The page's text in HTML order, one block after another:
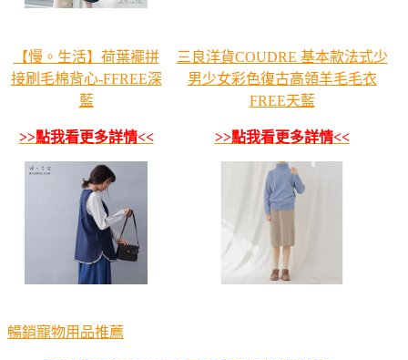
【慢。生活】荷葉襬拼
接刷毛棉背心-FFREE深
藍
>>點我看更多詳情<<
三良洋貨COUDRE 基本款法式少
男少女彩色復古高領羊毛毛衣
FREE天藍
>>點我看更多詳情<<
暢銷寵物用品推薦